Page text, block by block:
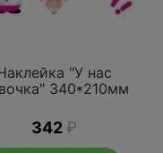
"У нас
340*210мм
342 ₽